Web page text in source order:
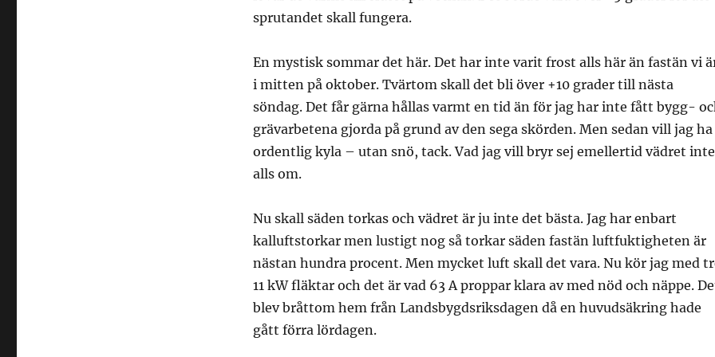
sprutandet skall fungera.
En mystisk sommar det här. Det har inte varit frost alls här än fastän vi
i mitten på oktober. Tvärtom skall det bli över +10 grader till nästa
söndag. Det får gärna hållas varmt en tid än för jag har inte fått bygg-
grävarbetena gjorda på grund av den sega skörden. Men sedan vill jag ha
ordentlig kyla – utan snö, tack. Vad jag vill bryr sej emellertid vädret inte
alls om.
Nu skall säden torkas och vädret är ju inte det bästa. Jag har enbart
kalluftstorkar men lustigt nog så torkar säden fastän luftfuktigheten är
nästan hundra procent. Men mycket luft skall det vara. Nu kör jag med
11 kW fläktar och det är vad 63 A proppar klara av med nöd och näppe.
blev bråttom hem från Landsbygdsriksdagen då en huvudsäkring hade
gått förra lördagen.